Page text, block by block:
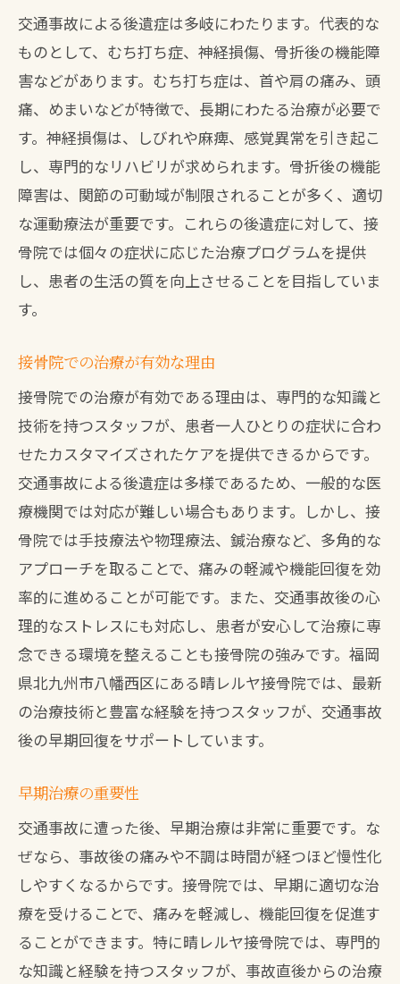
交通事故治療に特化した接骨院の選び方
北九州市八幡西区でのおすすめ接骨院リ
スト
選ぶ際に考慮すべきポイント
治療費用と保険の適用について
患者の口コミと評判をチェック
初診時に確認すべき事項
交通事故後のリハビリ接骨院での専門治療の
重要性
リハビリの必要性とそのメリット
専門治療が回復を早める理由
リハビリ期間中の注意点
治療後のフォローアップの重要性
患者の成功体験談
接骨院での交通事故治療北九州市八幡西区の
晴レルヤ接骨院の特徴
晴レルヤ接骨院の基本情報とアクセス
交通事故治療における専門知識と技術
患者一人ひとりに合わせた治療計画
最新の治療設備と技術の紹介
安心して通院できるサポート体制
多様な治療メニューとその効果
交通事故による身体の不調接骨院での効果的
交通事故後の主な身体的不調とは
接骨院でのケア方法とその効果
痛みの原因を根本から治療する
日常生活でのケアと接骨院のサポート
定期的な通院の重要性
症状別の効果的な治療法
交通事故による後遺症は多岐にわたります。代表的な
ものとして、むち打ち症、神経損傷、骨折後の機能障
害などがあります。むち打ち症は、首や肩の痛み、頭
痛、めまいなどが特徴で、長期にわたる治療が必要で
す。神経損傷は、しびれや麻痺、感覚異常を引き起こ
し、専門的なリハビリが求められます。骨折後の機能
障害は、関節の可動域が制限されることが多く、適切
な運動療法が重要です。これらの後遺症に対して、接
骨院では個々の症状に応じた治療プログラムを提供
し、患者の生活の質を向上させることを目指していま
す。
接骨院での治療が有効な理由
接骨院での治療が有効である理由は、専門的な知識と
技術を持つスタッフが、患者一人ひとりの症状に合わ
せたカスタマイズされたケアを提供できるからです。
交通事故による後遺症は多様であるため、一般的な医
療機関では対応が難しい場合もあります。しかし、接
骨院では手技療法や物理療法、鍼治療など、多角的な
アプローチを取ることで、痛みの軽減や機能回復を効
率的に進めることが可能です。また、交通事故後の心
理的なストレスにも対応し、患者が安心して治療に専
念できる環境を整えることも接骨院の強みです。福岡
県北九州市八幡西区にある晴レルヤ接骨院では、最新
の治療技術と豊富な経験を持つスタッフが、交通事故
後の早期回復をサポートしています。
早期治療の重要性
交通事故に遭った後、早期治療は非常に重要です。な
ぜなら、事故後の痛みや不調は時間が経つほど慢性化
しやすくなるからです。接骨院では、早期に適切な治
療を受けることで、痛みを軽減し、機能回復を促進す
ることができます。特に晴レルヤ接骨院では、専門的
な知識と経験を持つスタッフが、事故直後からの治療